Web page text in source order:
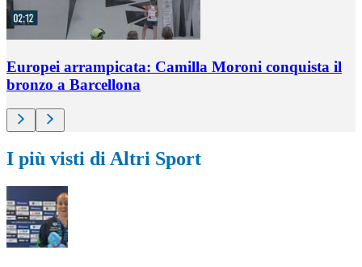
Europei arrampicata: Camilla Moroni conquista il
bronzo a Barcellona
I più visti di Altri Sport